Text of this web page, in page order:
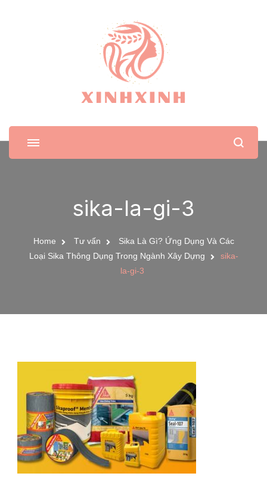
XinhXinh
Trang tin tức cho phái đẹp
sika-la-gi-3
Home Tư vấn
Sika Là Gì? Ứng Dụng Và Các
Loại Sika Thông Dụng Trong Ngành Xây Dựng
sika-
la-gi-3